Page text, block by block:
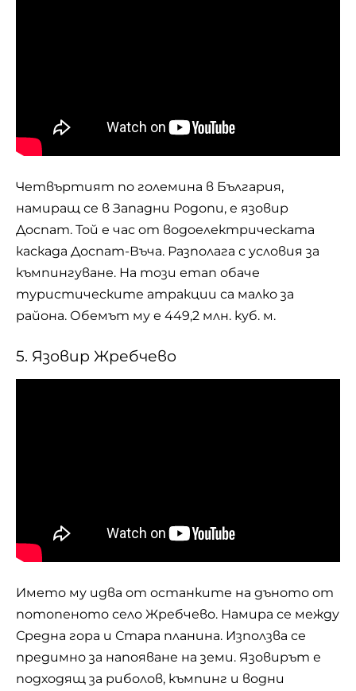
Четвъртият по големина в България,
намиращ се в Западни Родопи, е язовир
Доспат. Той е час от водоелектрическата
каскада Доспат-Въча. Разполага с условия за
къмпингуване. На този етап обаче
туристическите атракции са малко за
района. Обемът му е 449,2 млн. куб. м.
5. Язовир Жребчево
Името му идва от останките на дъното от
потопеното село Жребчево. Намира се между
Средна гора и Стара планина. Използва се
предимно за напояване на земи. Язовирът е
подходящ за риболов, къмпинг и водни